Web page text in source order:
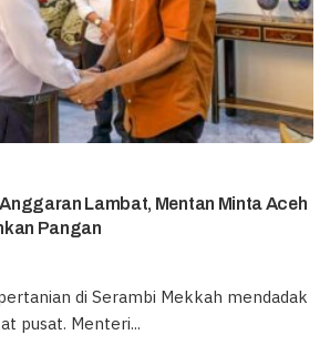
Lambat, Mentan Minta Aceh
Pangan
di Serambi Mekkah mendadak
pusat. Menteri...